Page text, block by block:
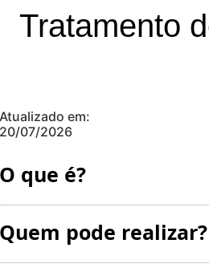
Tratamento
Atualizado em:
20/07/2026
O que é?
Quem pode realizar?